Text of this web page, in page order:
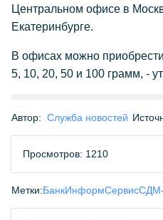
Центральном офисе в
Екатеринбурге.
В офисах можно
5, 10, 20, 50 и 100 грамм, -
Автор: Служба новостей
Просмотров: 1210
Метки:БанкИнформСервис